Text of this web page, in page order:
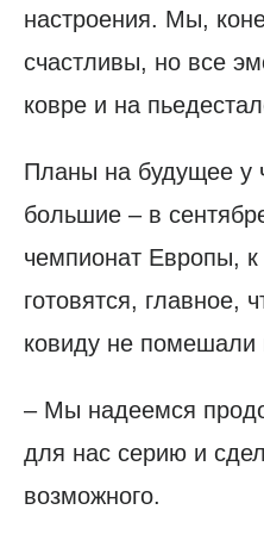
настроения. Мы,
счастливы, но все
ковре и на
Планы на будущее у
большие – в
чемпионат Европы,
готовятся, главное,
ковиду не помешали
– Мы надеемся
для нас серию и
возможного.